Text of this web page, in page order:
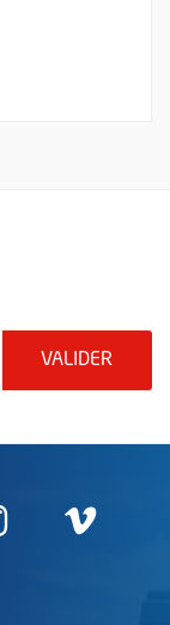
VALIDER
fenêtre
nouvelle
une
Instagram
, Ouvre
,
RSS